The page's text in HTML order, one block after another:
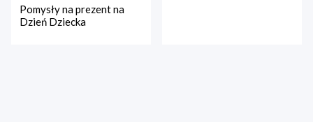
Pomysły na prezent na
Dzień Dziecka